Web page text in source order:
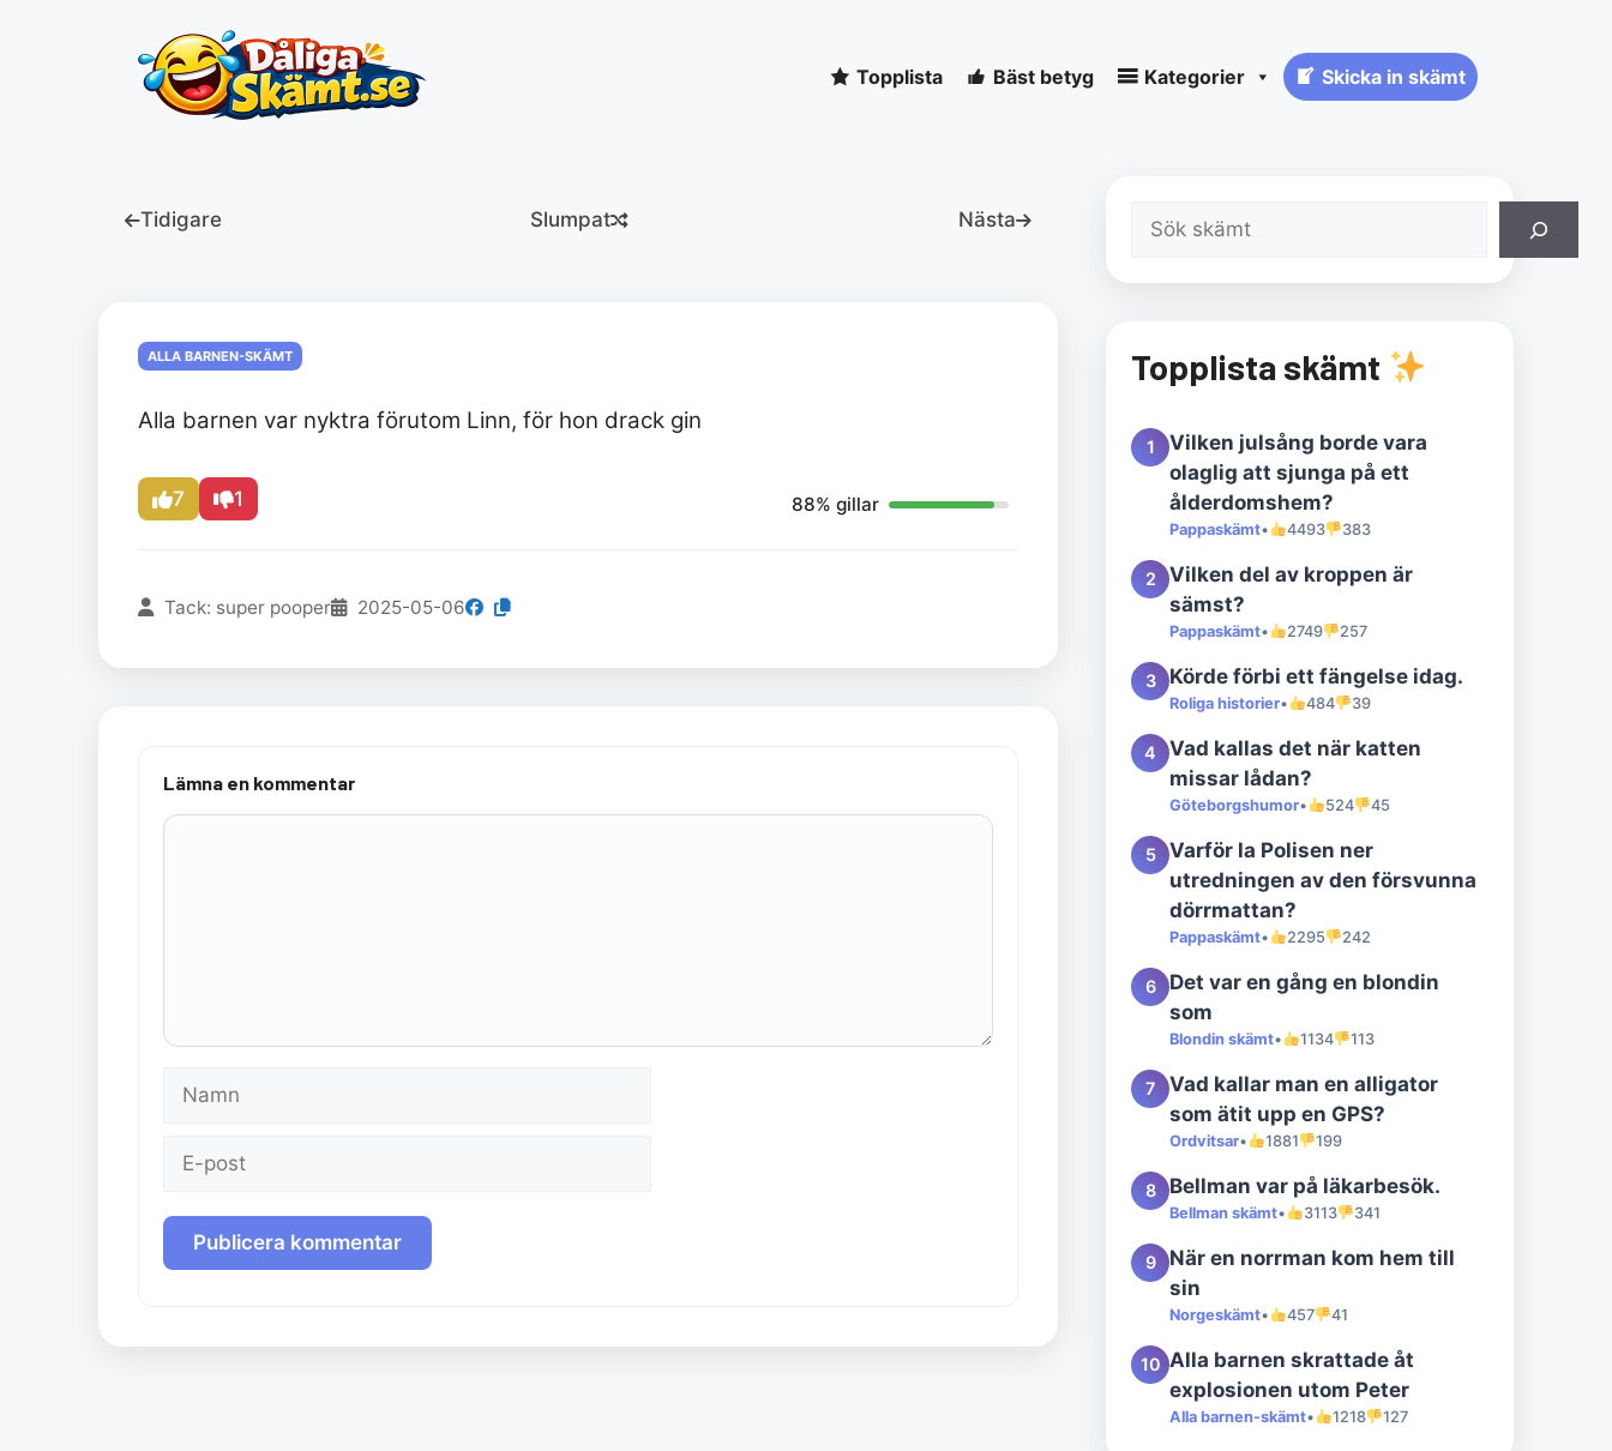
Topplista Bäst betyg Kategorier Skicka in skämt
Tidigare Slumpat Nästa
ALLA BARNEN-SKÄMT
Alla barnen var nyktra förutom Linn, för hon drack gin
7 1 88% gillar
Tack: super pooper 2025-05-06
Lämna en kommentar
Kommentar
Namn
Sök
Topplista skämt
1
Vilken julsång borde vara
olaglig att sjunga på ett
ålderdomshem?
Pappaskämt• 4493 383
2
Vilken del av kroppen är
sämst?
Pappaskämt• 2749 257
3 Körde förbi ett fängelse idag.
Roliga historier• 484 39
4
Vad kallas det när katten
missar lådan?
Göteborgshumor• 524 45
5
Varför la Polisen ner
utredningen av den försvunna
dörrmattan?
Pappaskämt• 2295 242
6
Det var en gång en blondin
som
Blondin skämt• 1134 113
7
Vad kallar man en alligator
som ätit upp en GPS?
Ordvitsar• 1881 199
8 Bellman var på läkarbesök.
Bellman skämt• 3113 341
9
När en norrman kom hem till
sin
Norgeskämt• 457 41
10 Alla barnen skrattade åt
explosionen utom Peter
Alla barnen-skämt• 1218 127